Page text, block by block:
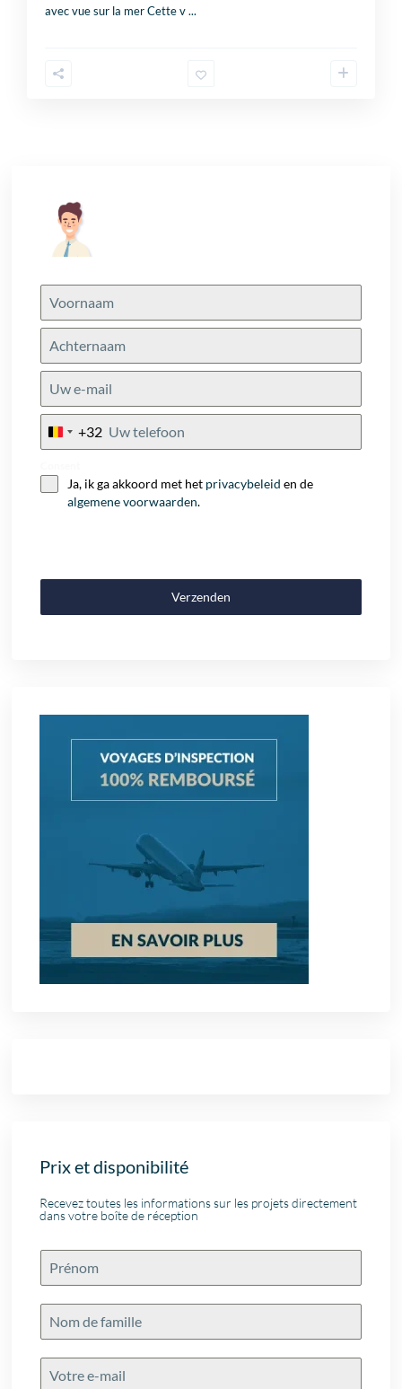
avec vue sur la mer Cette v...
Belgium
+32
Ja, ik ga akkoord met het privacybeleid en de
algemene voorwaarden.
Verzenden
Prix et disponibilité
Recevez toutes les informations sur les projets directement
dans votre boîte de réception